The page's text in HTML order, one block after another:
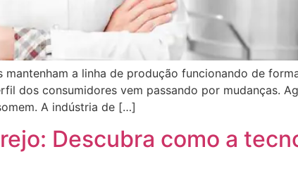
a linha de produção funcionando de
dos consumidores vem passando por mudanças.
A indústria de […]
Descubra como a